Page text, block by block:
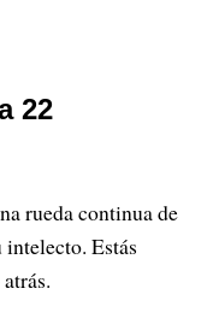
22
rueda continua de
Estás